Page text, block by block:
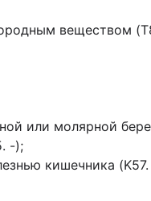
веществом
или молярной
-);
кишечника